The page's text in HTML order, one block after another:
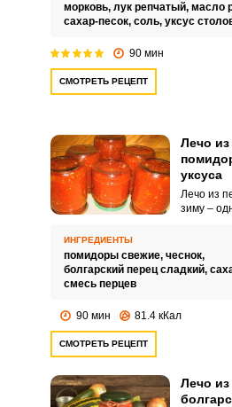
морковь, лук репчатый, масло
сахар-песок, соль, уксус
90 мин
СМОТРЕТЬ РЕЦЕПТ
Лечо из
уксуса
Лечо из
зиму –
горячим
ИНГРЕДИЕНТЫ
помидоры свежие, чеснок,
болгарский перец сладкий,
смесь перцев
90 мин 81.4 кКал
СМОТРЕТЬ РЕЦЕПТ
Лечо из